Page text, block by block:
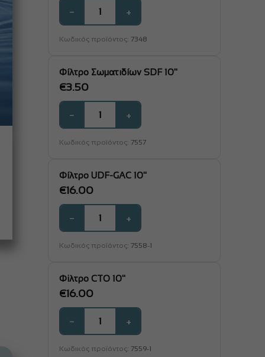
− +
Κωδικός προϊόντος: 7348
Φίλτρο Σωματιδίων SDF 10''
€3.50
− +
Κωδικός προϊόντος: 7557
Φίλτρο UDF-GAC 10''
€16.00
− +
Κωδικός προϊόντος: 7558-1
Φiλτρο CTO 10''
€16.00
− +
Κωδικός προϊόντος: 7559-1